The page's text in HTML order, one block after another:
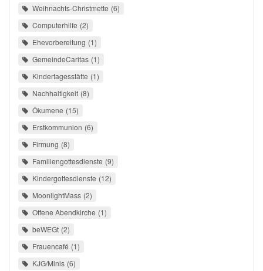
Weihnachts-Christmette 6
Computerhilfe 2
Ehevorbereitung 1
GemeindeCaritas 1
Kindertagesstätte 1
Nachhaltigkeit 8
Ökumene 15
Erstkommunion 6
Firmung 8
Familiengottesdienste 9
Kindergottesdienste 12
MoonlightMass 2
Offene Abendkirche 1
beWEGt 2
Frauencafé 1
KJG/Minis 6